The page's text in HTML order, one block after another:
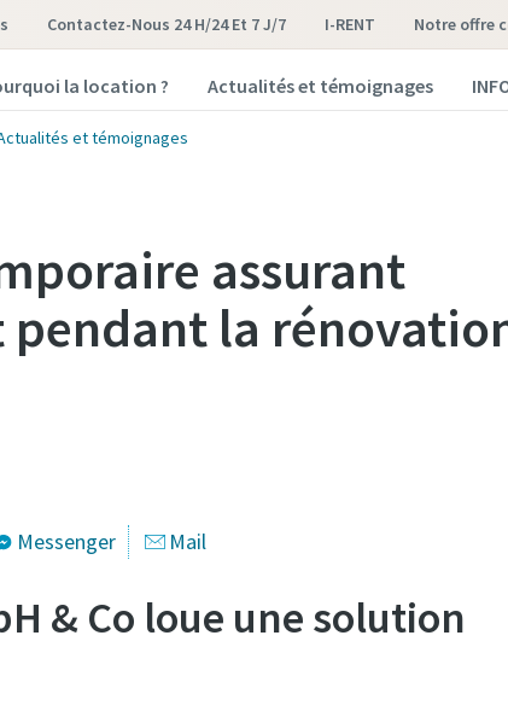
Contactez-Nous 24 H/24 Et 7 J/7 I-RENT notre offre
la location ? Actualités et témoignages
et témoignages
assurant
la
Messenger Mail
& Co loue une solution